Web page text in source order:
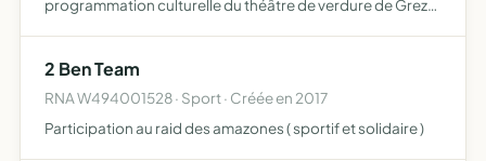
programmation culturelle du théâtre de verdure de Grez-
r…
2 Ben Team
RNA W494001528 · Sport · Créée en 2017
Participation au raid des amazones ( sportif et solidaire )